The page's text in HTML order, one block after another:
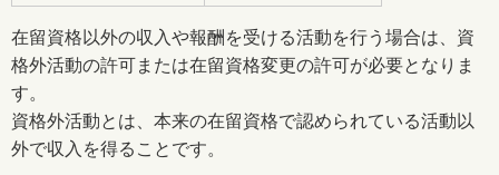
在留資格以外の収入や報酬を受ける活動を行う場合は、資
格外活動の許可または在留資格変更の許可が必要となりま
す。
資格外活動とは、本来の在留資格で認められている活動以
外で収入を得ることです。